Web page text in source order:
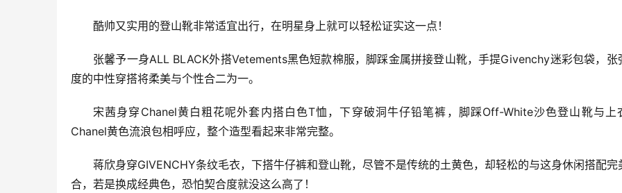
酷帅又实用的登山靴非常适宜出行，在明星身上就可以轻松证实这一点！
张馨予一身ALL BLACK外搭Vetements黑色短款棉服，脚踩金属拼接登山靴，手提Givenchy迷彩包袋，张
度的中性穿搭将柔美与个性合二为一。
宋茜身穿Chanel黄白粗花呢外套内搭白色T恤，下穿破洞牛仔铅笔裤，脚踩Off-White沙色登山靴与上
Chanel黄色流浪包相呼应，整个造型看起来非常完整。
蒋欣身穿GIVENCHY条纹毛衣，下搭牛仔裤和登山靴，尽管不是传统的土黄色，却轻松的与这身休闲搭配完
合，若是换成经典色，恐怕契合度就没这么高了！